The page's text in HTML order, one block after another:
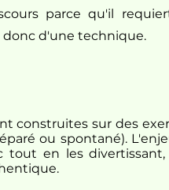
parce qu'il
d'une technique.
construites sur des
ou spontané).
en les divertissant,